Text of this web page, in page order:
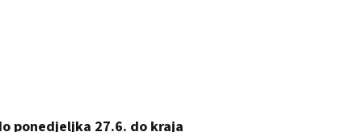
ponedjeljka 27.6. do kraja